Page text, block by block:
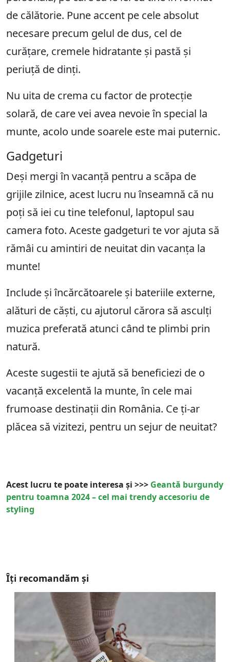
de călătorie. Pune accent pe cele absolut
necesare precum gelul de dus, cel de
curățare, cremele hidratante și pastă și
periuță de dinți.
Nu uita de crema cu factor de protecție
solară, de care vei avea nevoie în special la
munte, acolo unde soarele este mai puternic.
Gadgeturi
Deși mergi în vacanță pentru a scăpa de
grijile zilnice, acest lucru nu înseamnă că nu
poți să iei cu tine telefonul, laptopul sau
camera foto. Aceste gadgeturi te vor ajuta să
rămâi cu amintiri de neuitat din vacanța la
munte!
Include și încărcătoarele și bateriile externe,
alături de căști, cu ajutorul cărora să asculți
muzica preferată atunci când te plimbi prin
natură.
Aceste sugestii te ajută să beneficiezi de o
vacanță excelentă la munte, în cele mai
frumoase destinații din România. Ce ți-ar
plăcea să vizitezi, pentru un sejur de neuitat?
Acest lucru te poate interesa și >>> Geantă burgundy
pentru toamna 2024 – cel mai trendy accesoriu de
styling
Îți recomandăm și